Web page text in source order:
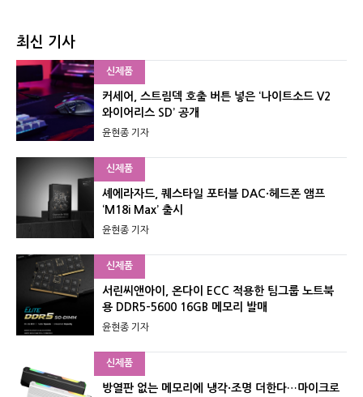
최신 기사
신제품
커세어, 스트림덱 호출 버튼 넣은 ‘나이트소드 V2
와이어리스 SD’ 공개
윤현종 기자
신제품
셰에라자드, 퀘스타일 포터블 DAC·헤드폰 앰프
‘M18i Max’ 출시
윤현종 기자
신제품
서린씨앤아이, 온다이 ECC 적용한 팀그룹 노트북
용 DDR5-5600 16GB 메모리 발매
윤현종 기자
신제품
방열판 없는 메모리에 냉각·조명 더한다…마이크로